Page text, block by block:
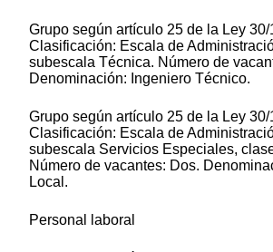
Grupo según artículo 25 de la Ley 30/
Clasificación: Escala de
subescala Técnica. Número de
Denominación: Ingeniero Técnico.
Grupo según artículo 25 de la Ley 30/
Clasificación: Escala de
subescala Servicios Especiales,
Número de vacantes: Dos.
Local.
Personal laboral